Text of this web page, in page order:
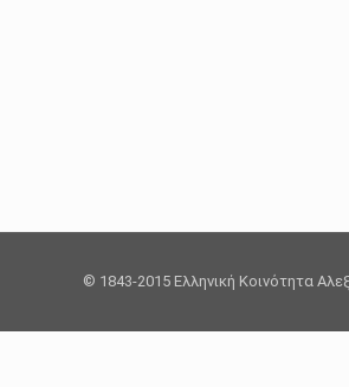
© 1843-2015 Ελληνική Κοινότητα